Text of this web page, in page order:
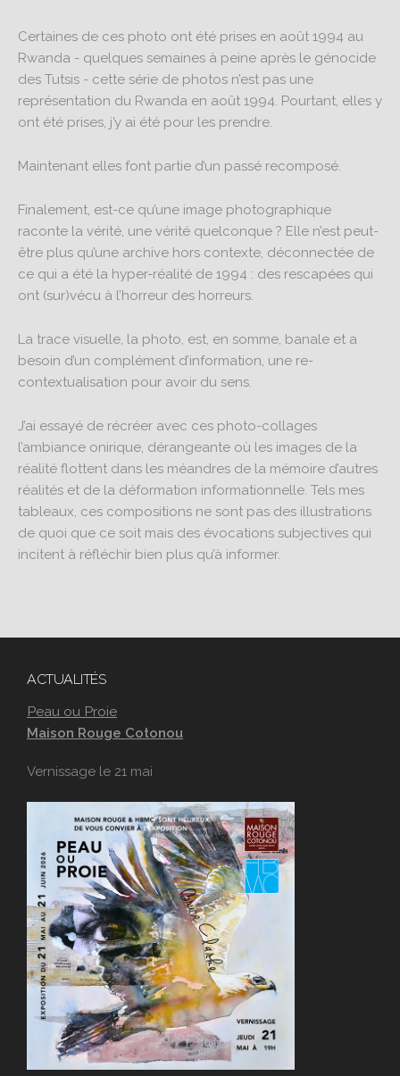
Certaines de ces photo ont été prises en août 1994 au
Rwanda - quelques semaines à peine après le génocide
des Tutsis - cette série de photos n’est pas une
représentation du Rwanda en août 1994. Pourtant, elles y
ont été prises, j’y ai été pour les prendre.
Maintenant elles font partie d’un passé recomposé.
Finalement, est-ce qu’une image photographique
raconte la vérité, une vérité quelconque ? Elle n’est peut-
être plus qu’une archive hors contexte, déconnectée de
ce qui a été la hyper-réalité de 1994 : des rescapées qui
ont (sur)vécu à l’horreur des horreurs.
La trace visuelle, la photo, est, en somme, banale et a
besoin d’un complément d’information, une re-
contextualisation pour avoir du sens.
J’ai essayé de récréer avec ces photo-collages
l’ambiance onirique, dérangeante où les images de la
réalité flottent dans les méandres de la mémoire d’autres
réalités et de la déformation informationnelle. Tels mes
tableaux, ces compositions ne sont pas des illustrations
de quoi que ce soit mais des évocations subjectives qui
incitent à réfléchir bien plus qu’à informer.
ACTUALITÉS
Peau ou Proie
Maison Rouge Cotonou
Vernissage le 21 mai